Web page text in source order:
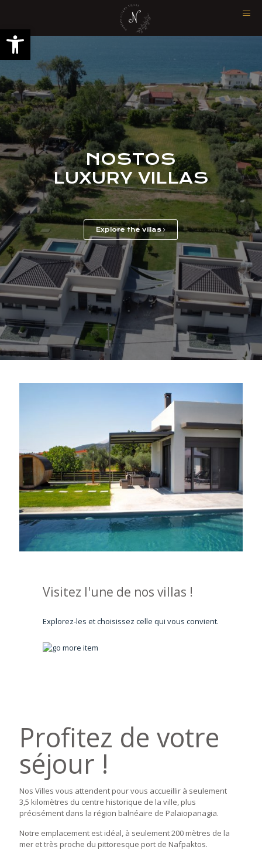
Ouvrir la barre d’outils
Explore the villas
NOSTOS
LUXURY VILLAS
Visitez l'une de nos villas !
Explorez-les et choisissez celle qui vous convient.
Profitez de votre
séjour !
Nos Villes vous attendent pour vous accueillir à seulement
3,5 kilomètres du centre historique de la ville, plus
précisément dans la région balnéaire de Palaiopanagia.
Notre emplacement est idéal, à seulement 200 mètres de la
mer et très proche du pittoresque port de Nafpaktos.